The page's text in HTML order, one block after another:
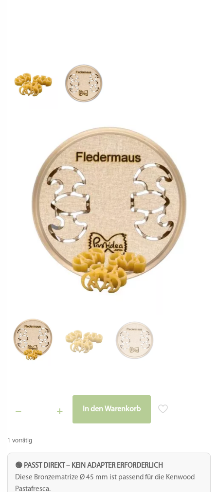
1 vorrätig
Matrize
Fledermaus
In den Warenkorb
🟢 PASST DIREKT – KEIN ADAPTER ERFORDERLICH
Diese Bronzematrize Ø 45 mm ist passend für die Kenwood
Pastafresca.